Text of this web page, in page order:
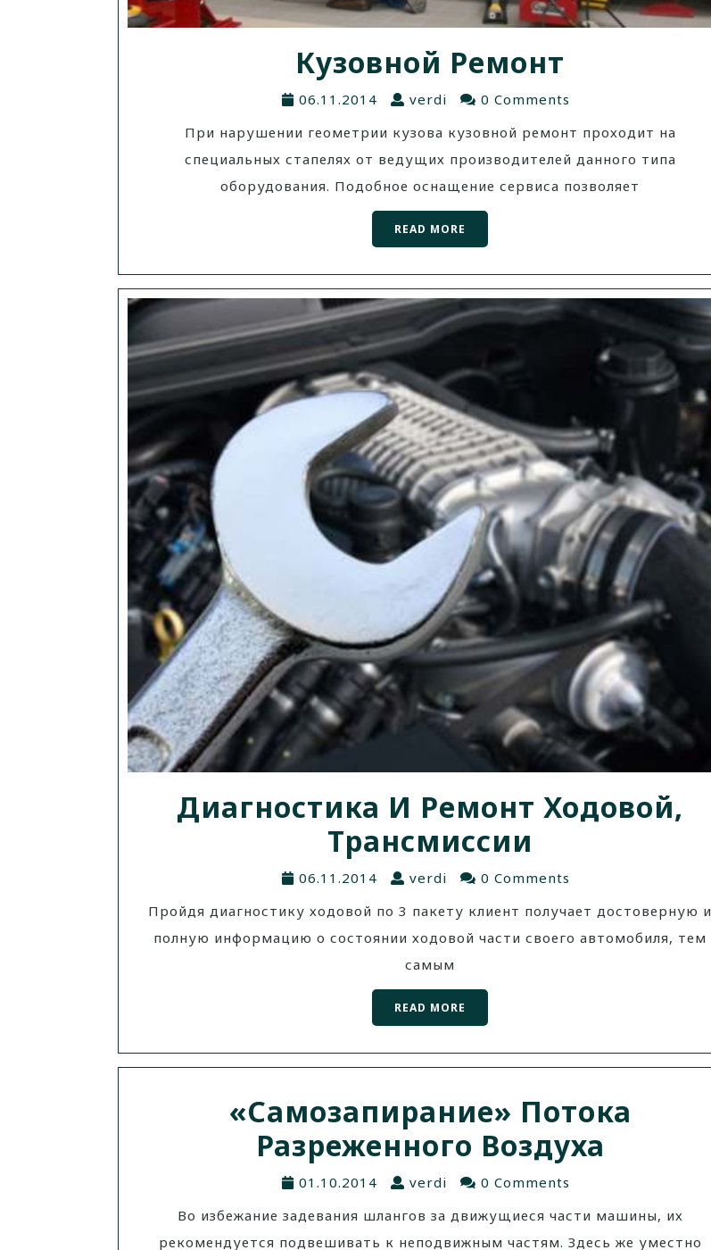
Кузовной Ремонт
06.11.2014 verdi
0 Comments
При нарушении геометрии кузова кузовной ремонт проходит на
специальных стапелях от ведущих производителей данного типа
оборудования. Подобное оснащение сервиса позволяет
READ MORE
Диагностика И Ремонт Ходовой,
Трансмиссии
06.11.2014 verdi
0 Comments
Пройдя диагностику ходовой по 3 пакету клиент получает достоверную и
полную информацию о состоянии ходовой части своего автомобиля, тем
самым
READ MORE
«Самозапирание» Потока
Разреженного Воздуха
01.10.2014 verdi
0 Comments
Во избежание задевания шлангов за движущиеся части машины, их
рекомендуется подвешивать к неподвижным частям. Здесь же уместно